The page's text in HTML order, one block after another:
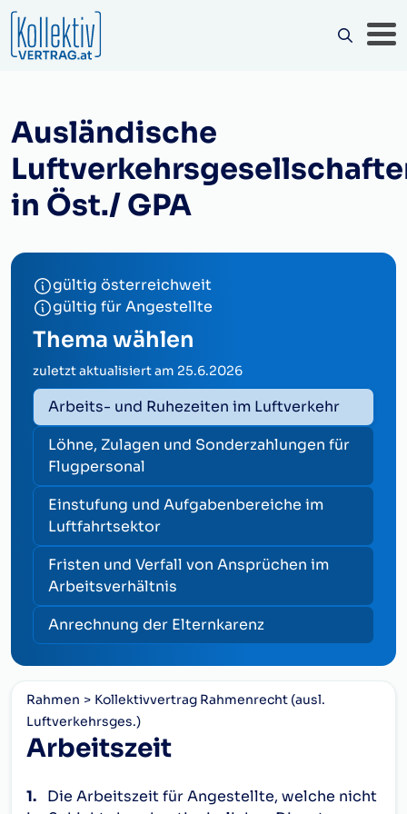
Ausländische
in Öst./ GPA
gültig österreichweit
gültig für Angestellte
Thema wählen
zuletzt aktualisiert am 25.6.2026
Arbeits- und Ruhezeiten im Luftverkehr
Löhne, Zulagen und Sonderzahlungen für
Flugpersonal
Einstufung und Aufgabenbereiche im
Luftfahrtsektor
Fristen und Verfall von Ansprüchen im
Arbeitsverhältnis
Anrechnung der Elternkarenz
Rahmen
Kollektivvertrag Rahmenrecht (ausl.
Luftverkehrsges.)
Arbeitszeit
1.
Die Arbeitszeit für Angestellte, welche nicht